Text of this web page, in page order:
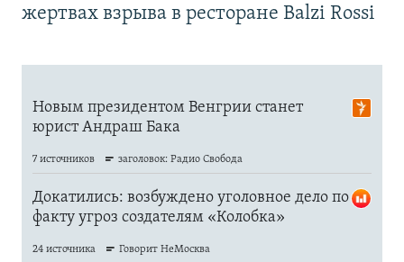
жертвах взрыва в ресторане Balzi Rossi